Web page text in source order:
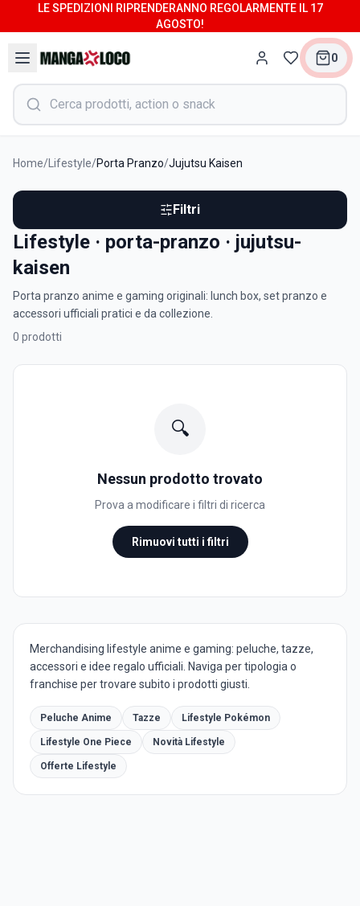
LE SPEDIZIONI RIPRENDERANNO REGOLARMENTE IL 17
AGOSTO!
0
Home/ Lifestyle/Porta Pranzo/Jujutsu Kaisen
Filtri
Lifestyle · porta-pranzo · jujutsu-
kaisen
Porta pranzo anime e gaming originali: lunch box, set pranzo e
accessori ufficiali pratici e da collezione.
0 prodotti
🔍
Nessun prodotto trovato
Prova a modificare i filtri di ricerca
Rimuovi tutti i filtri
Merchandising lifestyle anime e gaming: peluche, tazze,
accessori e idee regalo ufficiali. Naviga per tipologia o
franchise per trovare subito i prodotti giusti.
Peluche Anime Tazze Lifestyle Pokémon
Lifestyle One Piece Novità Lifestyle
Offerte Lifestyle